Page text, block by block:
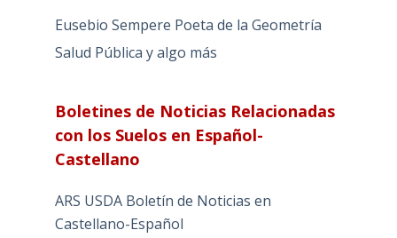
Eusebio Sempere Poeta de la Geometría
Salud Pública y algo más
Boletines de Noticias Relacionadas
con los Suelos en Español-
Castellano
ARS USDA Boletín de Noticias en
Castellano-Español